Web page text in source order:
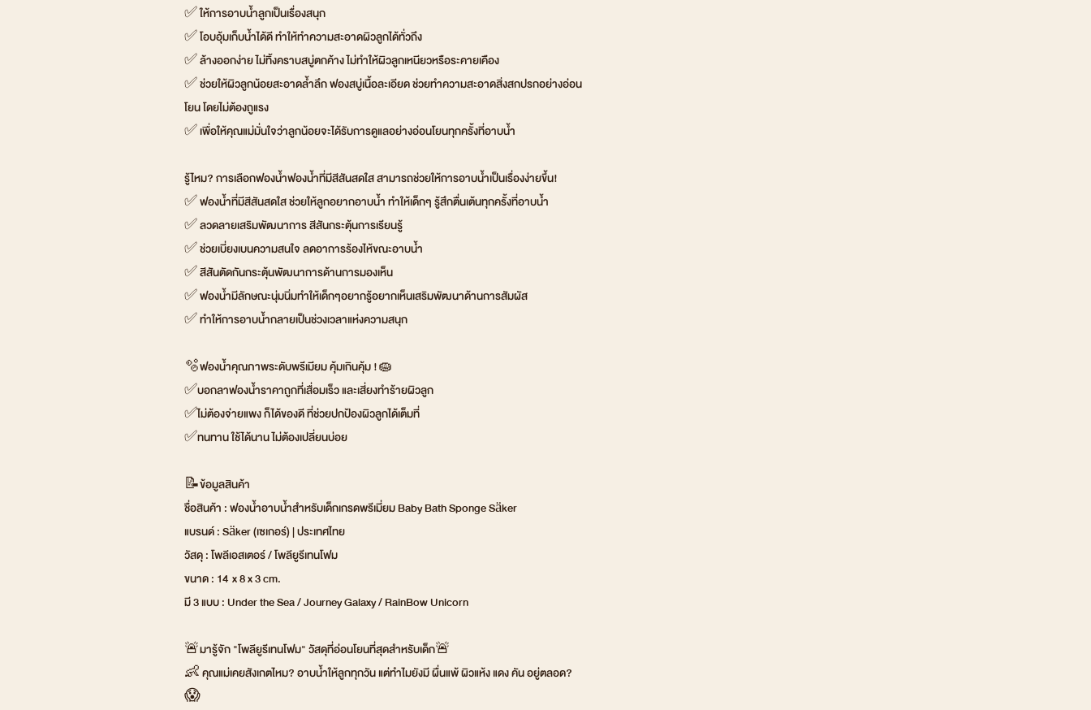
✅ ให้การอาบน้ำลูกเป็นเรื่องสนุก
✅ โอบอุ้มเก็บน้ำได้ดี ทำให้ทำความสะอาดผิวลูกได้ทั่วถึง
✅ ล้างออกง่าย ไม่ทิ้งคราบสบู่ตกค้าง ไม่ทำให้ผิวลูกเหนียวหรือระคายเคือง
✅ ช่วยให้ผิวลูกน้อยสะอาดล้ำลึก ฟองสบู่เนื้อละเอียด ช่วยทำความสะอาดสิ่งสกปรกอย่างอ่อน
โยน โดยไม่ต้องถูแรง
✅ เพื่อให้คุณแม่มั่นใจว่าลูกน้อยจะได้รับการดูแลอย่างอ่อนโยนทุกครั้งที่อาบน้ำ
รู้ไหม? การเลือกฟองน้ำฟองน้ำที่มีสีสันสดใส สามารถช่วยให้การอาบน้ำเป็นเรื่องง่ายขึ้น!
✅ ฟองน้ำที่มีสีสันสดใส ช่วยให้ลูกอยากอาบน้ำ ทำให้เด็กๆ รู้สึกตื่นเต้นทุกครั้งที่อาบน้ำ
✅ ลวดลายเสริมพัฒนาการ สีสันกระตุ้นการเรียนรู้
✅ ช่วยเบี่ยงเบนความสนใจ ลดอาการร้องไห้ขณะอาบน้ำ
✅ สีสันตัดกันกระตุ้นพัฒนาการด้านการมองเห็น
✅ ฟองน้ำมีลักษณะนุ่มนิ่มทำให้เด็กๆอยากรู้อยากเห็นเสริมพัฒนาด้านการสัมผัส
✅ ทำให้การอาบน้ำกลายเป็นช่วงเวลาแห่งความสนุก
🫧ฟองน้ำคุณภาพระดับพรีเมียม คุ้มเกินคุ้ม !🧽
✅บอกลาฟองน้ำราคาถูกที่เสื่อมเร็ว และเสี่ยงทำร้ายผิวลูก
✅ไม่ต้องจ่ายแพง ก็ได้ของดี ที่ช่วยปกป้องผิวลูกได้เต็มที่
✅ทนทาน ใช้ได้นาน ไม่ต้องเปลี่ยนบ่อย
📝ข้อมูลสินค้า
ชื่อสินค้า : ฟองน้ำอาบน้ำสำหรับเด็กเกรดพรีเมี่ยม Baby Bath Sponge Säker
แบรนด์ : Säker (เซเกอร์) | ประเทศไทย
วัสดุ : โพลีเอสเตอร์ / โพลียูรีเทนโฟม
ขนาด : 14 x 8 x 3 cm.
มี 3 แบบ : Under the Sea / Journey Galaxy / RainBow Unicorn
🚨มารู้จัก "โพลียูรีเทนโฟม" วัสดุที่อ่อนโยนที่สุดสำหรับเด็ก🚨
👶 คุณแม่เคยสังเกตไหม? อาบน้ำให้ลูกทุกวัน แต่ทำไมยังมี ผื่นแพ้ ผิวแห้ง แดง คัน อยู่ตลอด?
😱